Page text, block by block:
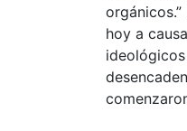
hoy a